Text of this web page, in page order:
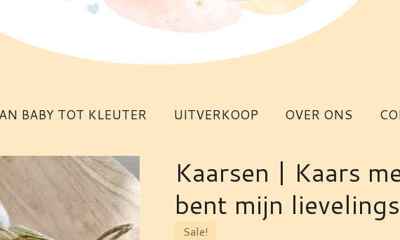
BABY TOT KLEUTER UITVERKOOP OVER ONS
Kaarsen | Kaars
bent mijn lievelings
Sale!